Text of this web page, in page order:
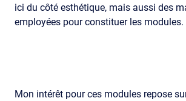
ici du côté esthétique, mais aussi des
employées pour constituer les modules.
Mon intérêt pour ces modules repose